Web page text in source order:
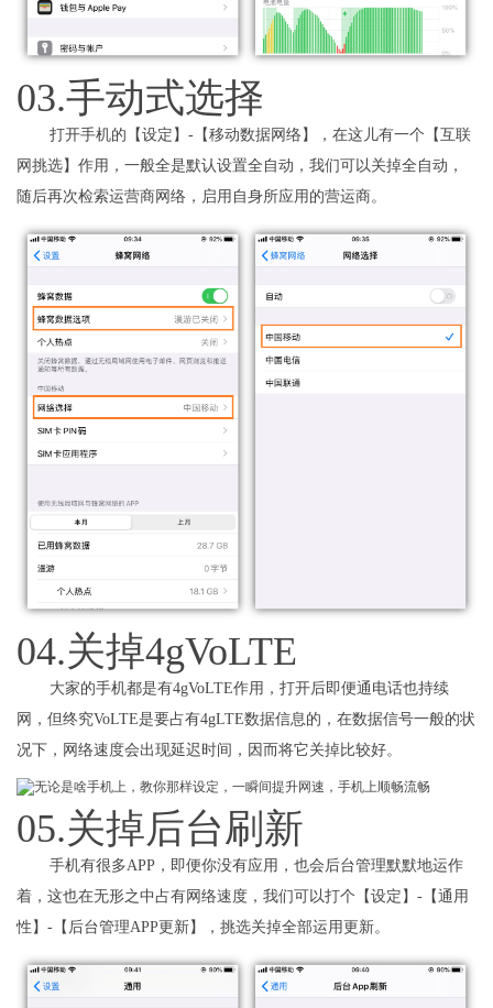
03.手动式选择
打开手机的【设定】-【移动数据网络】，在这儿有一个【互联
网挑选】作用，一般全是默认设置全自动，我们可以关掉全自动，
随后再次检索运营商网络，启用自身所应用的营运商。
04.关掉4gVoLTE
大家的手机都是有4gVoLTE作用，打开后即便通电话也持续
网，但终究VoLTE是要占有4gLTE数据信息的，在数据信号一般的状
况下，网络速度会出现延迟时间，因而将它关掉比较好。
05.关掉后台刷新
手机有很多APP，即便你没有应用，也会后台管理默默地运作
着，这也在无形之中占有网络速度，我们可以打个【设定】-【通用
性】-【后台管理APP更新】，挑选关掉全部运用更新。